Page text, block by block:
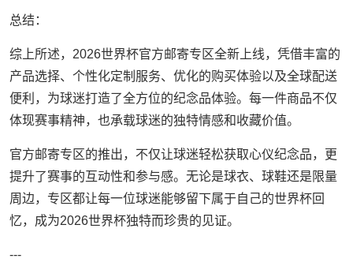
总结：
综上所述，2026世界杯官方邮寄专区全新上线，凭借丰富的
产品选择、个性化定制服务、优化的购买体验以及全球配送
便利，为球迷打造了全方位的纪念品体验。每一件商品不仅
体现赛事精神，也承载球迷的独特情感和收藏价值。
官方邮寄专区的推出，不仅让球迷轻松获取心仪纪念品，更
提升了赛事的互动性和参与感。无论是球衣、球鞋还是限量
周边，专区都让每一位球迷能够留下属于自己的世界杯回
忆，成为2026世界杯独特而珍贵的见证。
---